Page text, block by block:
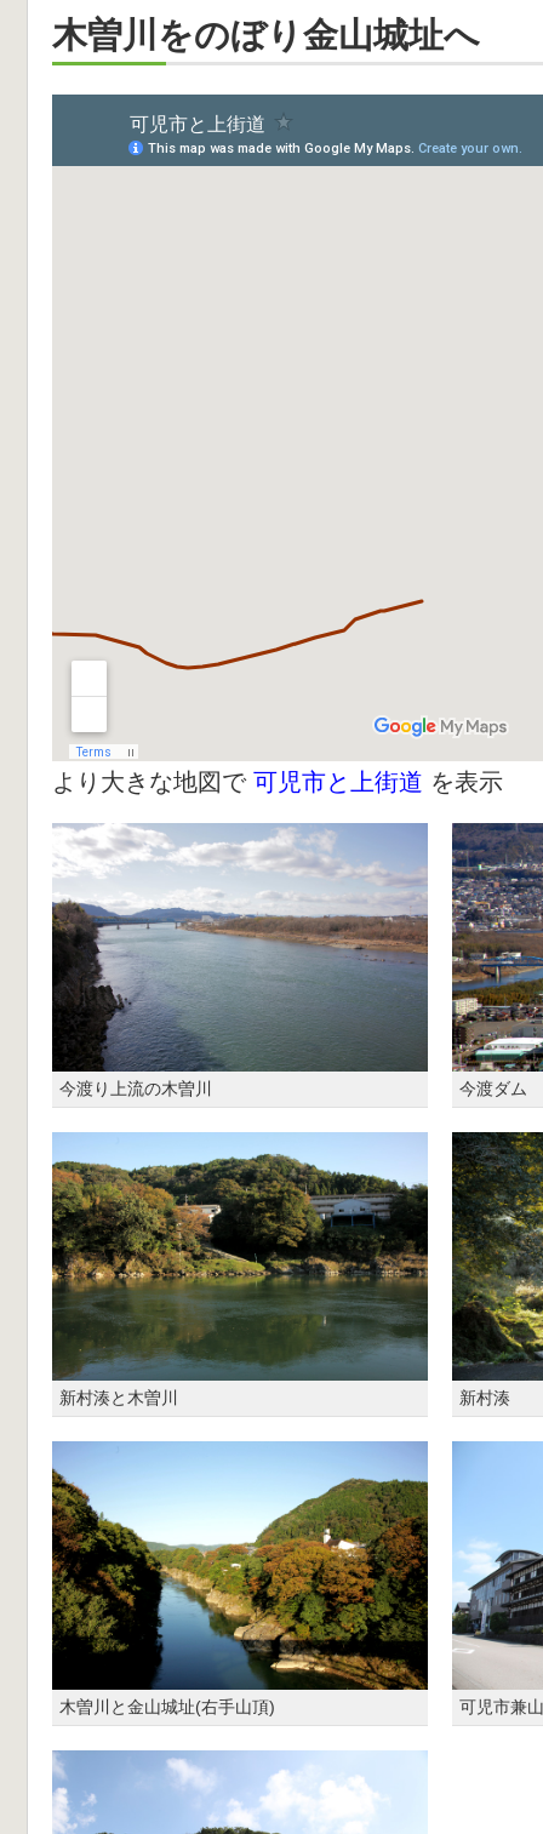
木曽川をのぼり金山城址へ
より大きな地図で 可児市と上街道 を表示
今渡り上流の木曽川 今渡ダム
新村湊と木曽川 新村湊
木曽川と金山城址(右手山頂) 可児市兼